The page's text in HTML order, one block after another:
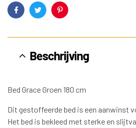
FacebookTwitterPinterest
Beschrijving
Bed Grace Groen 180 cm
Dit gestoffeerde bed is een aanwinst
Het bed is bekleed met sterke en